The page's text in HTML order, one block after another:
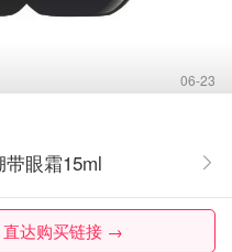
06-23
眼霜15ml
直达购买链接 →